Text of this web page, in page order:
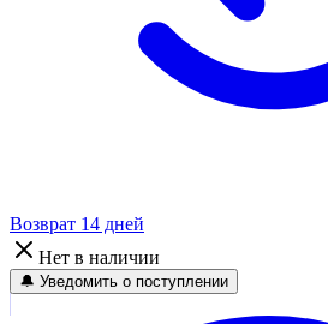
Возврат 14 дней
Нет в наличии
🔔 Уведомить о поступлении